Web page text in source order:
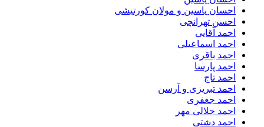
احسان یاسین و مولان کورتیشی
احسن تهرانچی
احمد آقایی
احمد اسماعیلی
احمد باقری
احمد پارسا
احمد تاج
احمد تبریزی و آرسن
احمد جعفری
احمد جلالی مهر
احمد دشتی